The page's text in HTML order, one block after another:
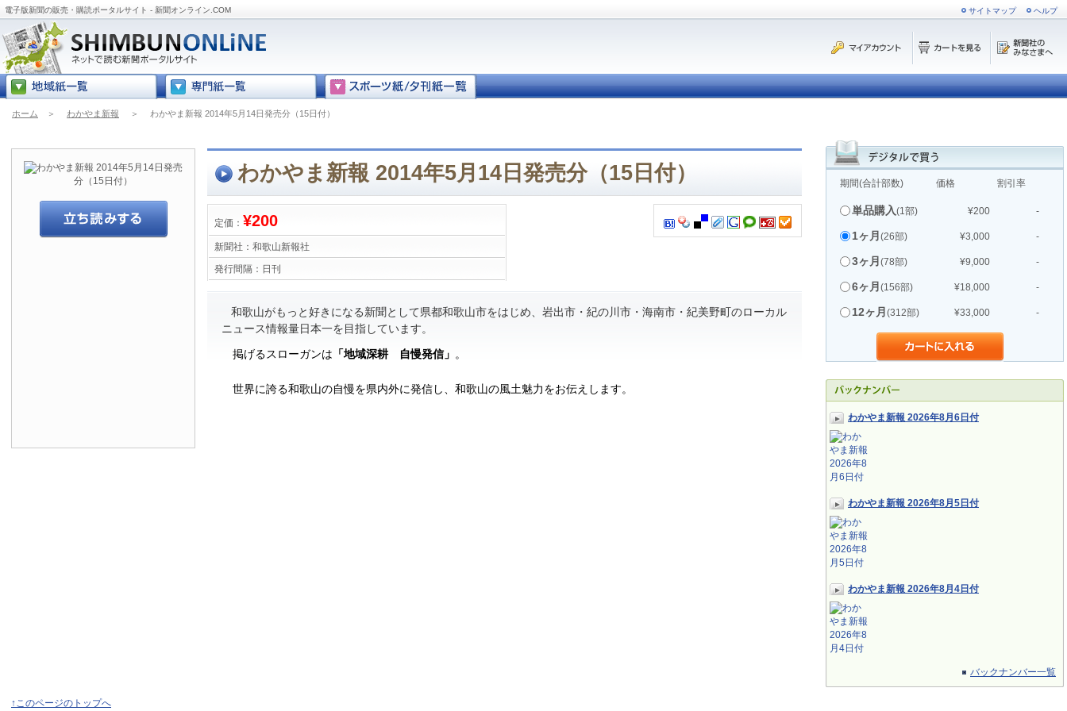
電子版新聞の販売・購読ポータルサイト - 新聞オンライン.COM サイトマップ ヘルプ
ホーム ＞ わかやま新報 ＞ わかやま新報 2014年5月14日発売分（15日付）
期間(合計部数) 価格 割引率
単品購入(1部) ¥200 -
1ヶ月 (26部) ¥3,000 -
3ヶ月 (78部) ¥9,000 -
6ヶ月 (156部) ¥18,000 -
12ヶ月 (312部) ¥33,000 -
わかやま新報 2026年8月6日付
わかやま新報 2026年8月5日付
わかやま新報 2026年8月4日付
バックナンバー一覧
わかやま新報 2014年5月14日発売分（15日付）
定価： ¥200
新聞社： 和歌山新報社
発行間隔： 日刊
和歌山がもっと好きになる新聞として県都和歌山市をはじめ、岩出市・紀の川市・海南市・紀美野町のローカル
ニュース情報量日本一を目指しています。
掲げるスローガンは 「地域深耕 自慢発信」 。
世界に誇る和歌山の自慢を県内外に発信し、和歌山の風土魅力をお伝えします。
↑このページのトップへ